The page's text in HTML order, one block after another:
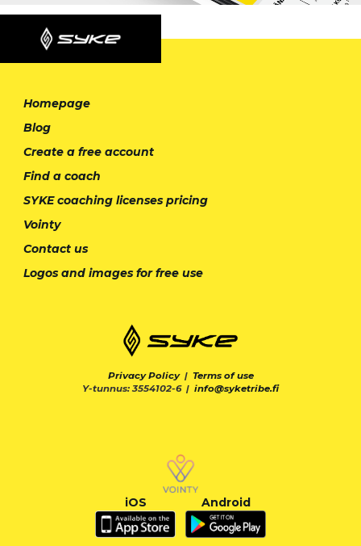
Homepage
Blog
Create a free account
Find a coach
SYKE coaching licenses pricing
Vointy
Contact us
Logos and images for free use
Privacy Policy| Terms of use
Y-tunnus: 3554102-6 | info@syketribe.fi
iOS Android